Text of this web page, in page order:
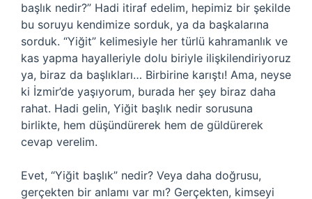
başlık nedir?” Hadi itiraf edelim, hepimiz bir şekilde
bu soruyu kendimize sorduk, ya da başkalarına
sorduk. “Yiğit” kelimesiyle her türlü kahramanlık ve
kas yapma hayalleriyle dolu biriyle ilişkilendiriyoruz
ya, biraz da başlıkları… Birbirine karıştı! Ama, neyse
ki İzmir’de yaşıyorum, burada her şey biraz daha
rahat. Hadi gelin, Yiğit başlık nedir sorusuna
birlikte, hem düşündürerek hem de güldürerek
cevap verelim.
Evet, “Yiğit başlık” nedir? Veya daha doğrusu,
gerçekten bir anlamı var mı? Gerçekten, kimseyi